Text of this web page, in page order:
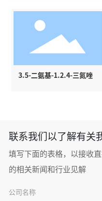
3.5-二氨基-1.2.4-三氮唑
联系我们以了解有关
填写下面的表格，以接收
的相关新闻和行业见解
公司名称